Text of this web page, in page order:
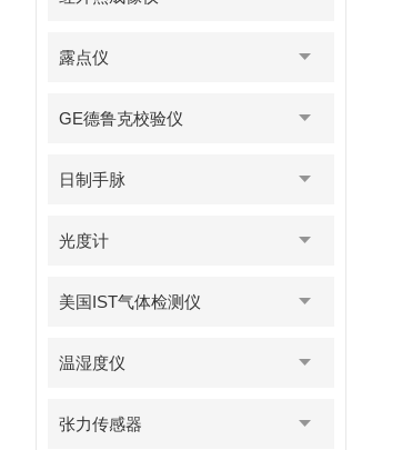
露点仪
GE德鲁克校验仪
日制手脉
光度计
美国IST气体检测仪
温湿度仪
张力传感器